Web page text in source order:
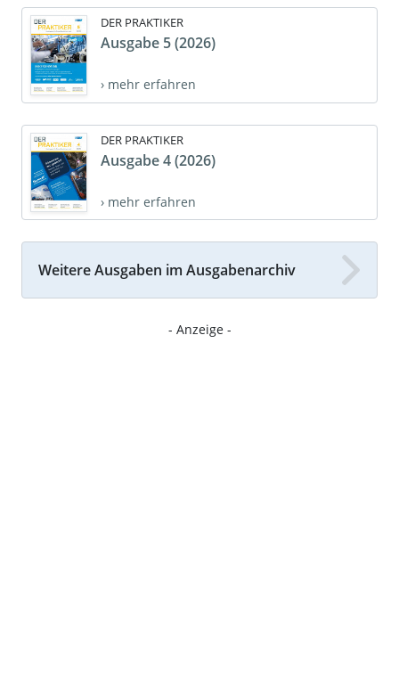
DER PRAKTIKER
Ausgabe 5 (2026)
› mehr erfahren
DER PRAKTIKER
Ausgabe 4 (2026)
› mehr erfahren
Weitere Ausgaben im Ausgabenarchiv
- Anzeige -